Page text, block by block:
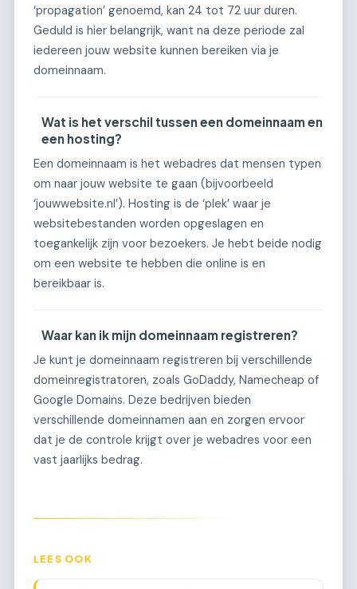
‘propagation’ genoemd, kan 24 tot 72 uur duren.
Geduld is hier belangrijk, want na deze periode zal
iedereen jouw website kunnen bereiken via je
domeinnaam.
Wat is het verschil tussen een domeinnaam en
een hosting?
Een domeinnaam is het webadres dat mensen typen
om naar jouw website te gaan (bijvoorbeeld
‘jouwwebsite.nl’). Hosting is de ‘plek’ waar je
websitebestanden worden opgeslagen en
toegankelijk zijn voor bezoekers. Je hebt beide nodig
om een website te hebben die online is en
bereikbaar is.
Waar kan ik mijn domeinnaam registreren?
Je kunt je domeinnaam registreren bij verschillende
domeinregistratoren, zoals GoDaddy, Namecheap of
Google Domains. Deze bedrijven bieden
verschillende domeinnamen aan en zorgen ervoor
dat je de controle krijgt over je webadres voor een
vast jaarlijks bedrag.
LEES OOK